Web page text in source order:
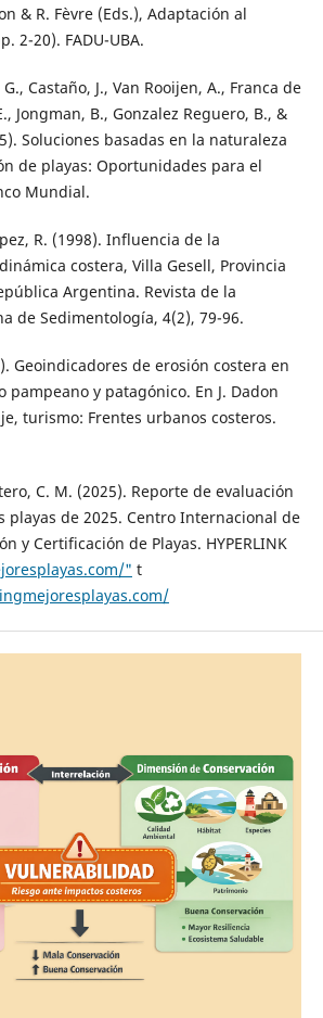
& R. Fèvre (Eds.), Adaptación al
2-20). FADU-UBA.
Castaño, J., Van Rooijen, A., Franca de
Jongman, B., Gonzalez Reguero, B., &
Soluciones basadas en la naturaleza
de playas: Oportunidades para el
Mundial.
R. (1998). Influencia de la
costera, Villa Gesell, Provincia
Argentina. Revista de la
de Sedimentología, 4(2), 79-96.
Geoindicadores de erosión costera en
y patagónico. En J. Dadon
turismo: Frentes urbanos costeros.
C. M. (2025). Reporte de evaluación
playas de 2025. Centro Internacional de
y Certificación de Playas. HYPERLINK
" t